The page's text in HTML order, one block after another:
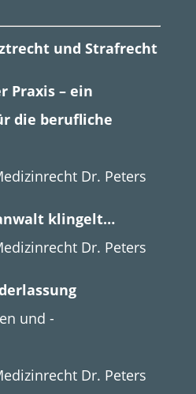
und Strafrecht
Praxis – ein
die berufliche
Dr. Peters
klingelt…
Dr. Peters
und -
Dr. Peters